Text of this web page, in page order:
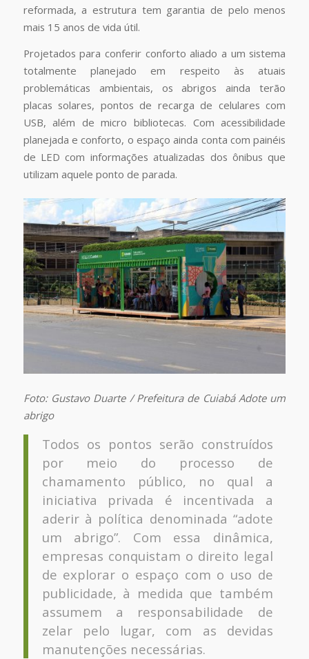
reformada, a estrutura tem garantia de pelo menos
mais 15 anos de vida útil.
Projetados para conferir conforto aliado a um sistema
totalmente planejado em respeito às atuais
problemáticas ambientais, os abrigos ainda terão
placas solares, pontos de recarga de celulares com
USB, além de micro bibliotecas. Com acessibilidade
planejada e conforto, o espaço ainda conta com painéis
de LED com informações atualizadas dos ônibus que
utilizam aquele ponto de parada.
Foto: Gustavo Duarte / Prefeitura de Cuiabá Adote um
abrigo
Todos os pontos serão construídos
por meio do processo de
chamamento público, no qual a
iniciativa privada é incentivada a
aderir à política denominada “adote
um abrigo”. Com essa dinâmica,
empresas conquistam o direito legal
de explorar o espaço com o uso de
publicidade, à medida que também
assumem a responsabilidade de
zelar pelo lugar, com as devidas
manutenções necessárias.